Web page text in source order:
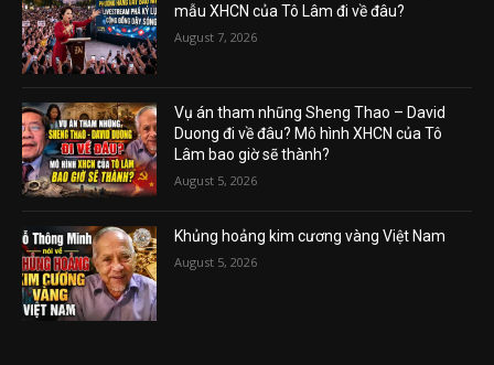
mẫu XHCN của Tô Lâm đi về đâu?
August 7, 2026
Vụ án tham nhũng Sheng Thao – David
Duong đi về đâu? Mô hình XHCN của Tô
Lâm bao giờ sẽ thành?
August 5, 2026
Khủng hoảng kim cương vàng Việt Nam
August 5, 2026